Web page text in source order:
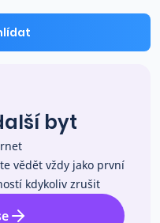
byt
vědět vždy jako první
kdykoliv zrušit